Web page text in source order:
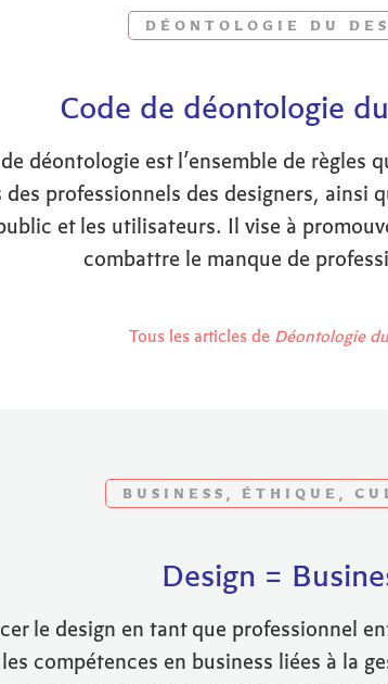
DÉONTOLOGIE DU
Code de déontologie
déontologie est l’ensemble de règles
professionnels des designers, ainsi
et les utilisateurs. Il vise à
combattre le manque de
Tous les articles de Déontologie
BUSINESS, ÉTHIQUE,
Design =
le design en tant que professionnel
compétences en business liées à la